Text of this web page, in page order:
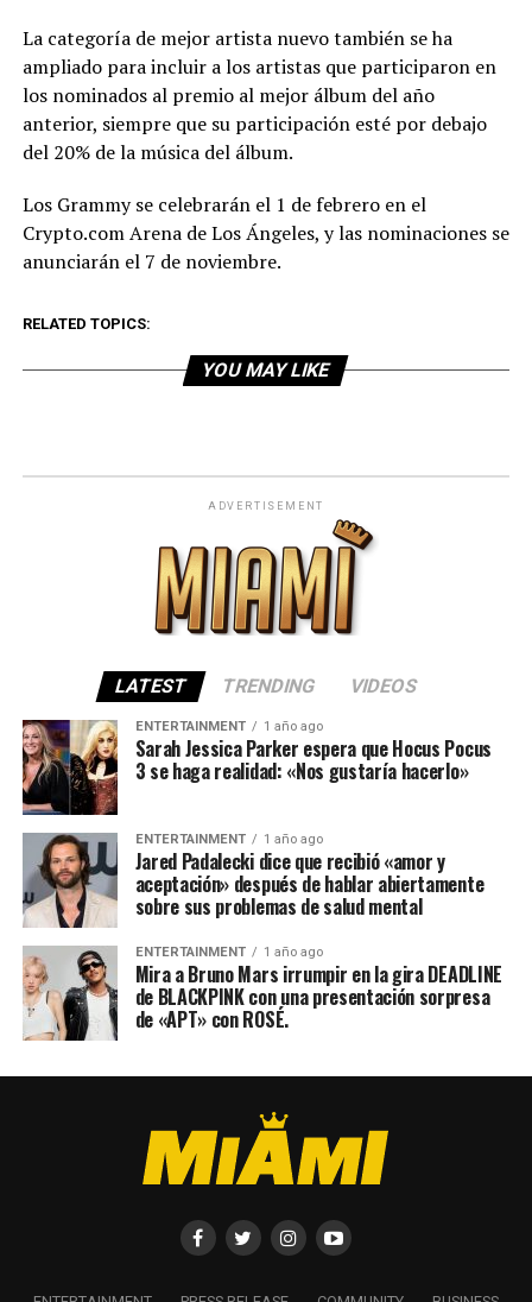
La categoría de mejor artista nuevo también se ha
ampliado para incluir a los artistas que participaron en
los nominados al premio al mejor álbum del año
anterior, siempre que su participación esté por debajo
del 20% de la música del álbum.
Los Grammy se celebrarán el 1 de febrero en el
Crypto.com Arena de Los Ángeles, y las nominaciones se
anunciarán el 7 de noviembre.
RELATED TOPICS:
YOU MAY LIKE
ADVERTISEMENT
LATEST TRENDING VIDEOS
ENTERTAINMENT 1 año ago
Sarah Jessica Parker espera que Hocus Pocus
3 se haga realidad: «Nos gustaría hacerlo»
ENTERTAINMENT 1 año ago
Jared Padalecki dice que recibió «amor y
aceptación» después de hablar abiertamente
sobre sus problemas de salud mental
ENTERTAINMENT 1 año ago
Mira a Bruno Mars irrumpir en la gira DEADLINE
de BLACKPINK con una presentación sorpresa
de «APT» con ROSÉ.